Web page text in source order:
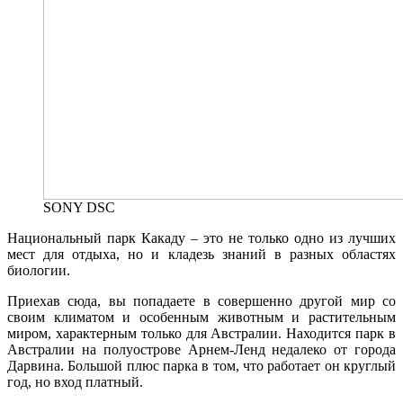
SONY DSC
Национальный парк Какаду – это не только одно из лучших
мест для отдыха, но и кладезь знаний в разных областях
биологии.
Приехав сюда, вы попадаете в совершенно другой мир со
своим климатом и особенным животным и растительным
миром, характерным только для Австралии. Находится парк в
Австралии на полуострове Арнем-Ленд недалеко от города
Дарвина. Большой плюс парка в том, что работает он круглый
год, но вход платный.